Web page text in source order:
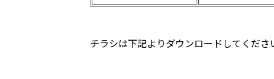
チラシは下記よりダウンロードしてくださ